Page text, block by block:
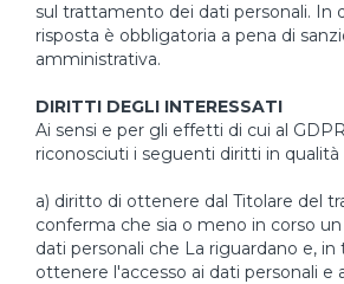
sul trattamento dei dati personali. In
risposta è obbligatoria a pena di
amministrativa.
DIRITTI DEGLI INTERESSATI
Ai sensi e per gli effetti di cui al
riconosciuti i seguenti diritti in
a) diritto di ottenere dal Titolare del
conferma che sia o meno in corso
dati personali che La riguardano e, in
ottenere l'accesso ai dati personali e